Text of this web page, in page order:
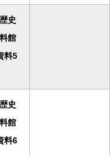
史
館
料5
史
館
料6